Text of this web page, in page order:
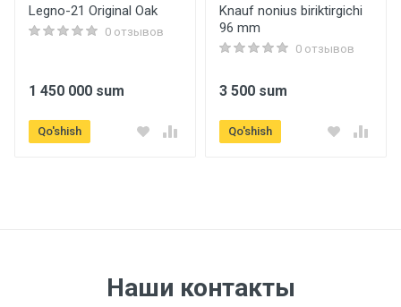
Legno-21 Original Oak
0 отзывов
1 450 000 sum
Qo'shish
Knauf nonius biriktirgichi
96 mm
0 отзывов
3 500 sum
Qo'shish
Наши контакты